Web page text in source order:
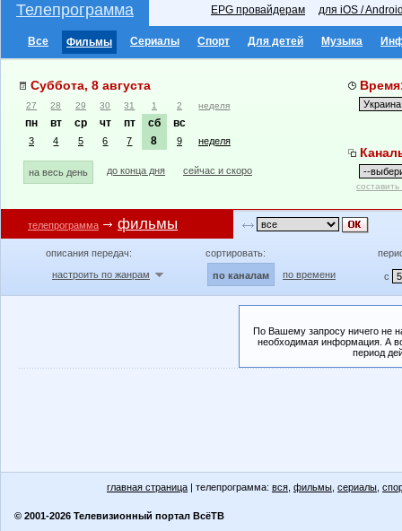
Телепрограмма EPG провайдерам для iOS /
Все Фильмы Сериалы Спорт Для детей Музыка
Суббота, 8 августа
27 28 29 30 31 1 2 неделя
пн вт ср чт пт сб вс
3 4 5 6 7 8 9 неделя
на весь день до конца дня сейчас и скоро
телепрограмма фильмы
описания передач:
настроить по жанрам
сортировать:
по каналам по времени с
По Вашему запросу ничего не
необходимая информация. А
период
главная страница | телепрограмма: вся фильмы сериалы
© 2001-2026 Телевизионный портал ВсёТВ